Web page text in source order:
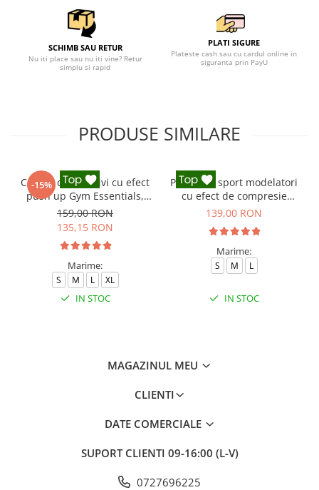
SCHIMB SAU RETUR
Nu iti place sau nu iti vine? Retur
simplu si rapid
PLATI SIGURE
Plateste cash sau cu cardul online in
siguranta prin PayU
PRODUSE SIMILARE
-15%
Colanti compresivi cu efect
push up Gym Essentials,
Negru
159,00 RON
135,15 RON
Marime:
S M L XL
IN STOC
Pantaloni sport modelatori
cu efect de compresie
Onyx, Negru
139,00 RON
Marime:
S M L
IN STOC
MAGAZINUL MEU
CLIENTI
DATE COMERCIALE
SUPORT CLIENTI 09-16:00 (L-V)
0727696225